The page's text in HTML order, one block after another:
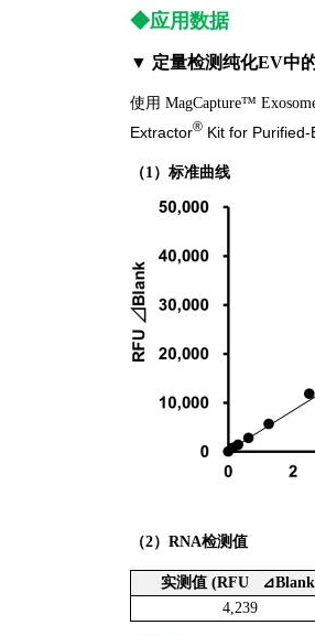
◆应用数据
▼ 定量检测纯化EV中
使用 MagCapture™
Extractor® Kit for Purified-
（1）标准曲线
（2） RNA检测值
实测值 (RFU
4,239